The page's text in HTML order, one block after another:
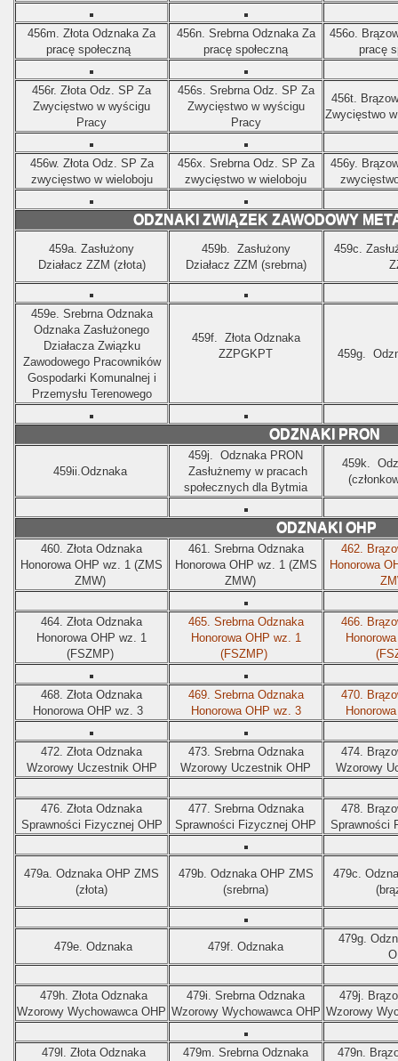
456m. Złota Odznaka Za
pracę społeczną
456n. Srebrna Odznaka Za
pracę społeczną
456o.
pracę
456r. Złota Odz. SP Za
Zwycięstwo w wyścigu
Pracy
456s. Srebrna Odz. SP Za
Zwycięstwo w wyścigu
Pracy
456t.
Zwycięstwo
456w. Złota Odz. SP Za
zwycięstwo w wieloboju
456x. Srebrna Odz. SP Za
zwycięstwo w wieloboju
456y.
ODZNAKI ZWIĄZEK ZAWODOWY
459a. Zasłużony
Działacz ZZM (złota)
459b. Zasłużony
Działacz ZZM (srebrna)
459c.
459e. Srebrna Odznaka
Odznaka Zasłużonego
Działacza Związku
Zawodowego Pracowników
Gospodarki Komunalnej i
Przemysłu Terenowego
459f. Złota Odznaka
ZZPGKPT
459g.
ODZNAKI PRON
459ii.Odznaka
459j. Odznaka PRON
Zasłużnemy w pracach
społecznych dla Bytmia
459k.
ODZNAKI OHP
460. Złota Odznaka
Honorowa OHP wz. 1 (ZMS
ZMW)
461. Srebrna Odznaka
Honorowa OHP wz. 1 (ZMS
ZMW)
462.
Honorowa
464. Złota Odznaka
Honorowa OHP wz. 1
(FSZMP)
465. Srebrna Odznaka
Honorowa OHP wz. 1
(FSZMP)
466.
468. Złota Odznaka
Honorowa OHP wz. 3
469. Srebrna Odznaka
Honorowa OHP wz. 3
470.
472. Złota Odznaka
Wzorowy Uczestnik OHP
473. Srebrna Odznaka
Wzorowy Uczestnik OHP
474.
Wzorowy
476. Złota Odznaka
Sprawności Fizycznej OHP
477. Srebrna Odznaka
Sprawności Fizycznej OHP
478.
Sprawności
479a. Odznaka OHP ZMS
(złota)
479b. Odznaka OHP ZMS
(srebrna)
479c.
479e. Odznaka 479f. Odznaka
479g.
479h. Złota Odznaka
Wzorowy Wychowawca OHP
479i. Srebrna Odznaka
Wzorowy Wychowawca OHP
479j.
Wzorowy
479l. Złota Odznaka
479m. Srebrna Odznaka
479n.